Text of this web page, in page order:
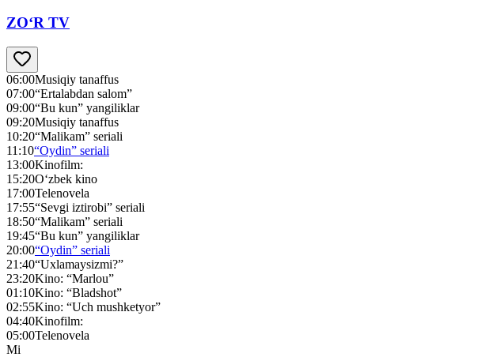
ZO‘R TV
06:00Musiqiy tanaffus
07:00“Ertalabdan salom”
09:00“Bu kun” yangiliklar
09:20Musiqiy tanaffus
10:20“Malikam” seriali
11:10“Oydin” seriali
13:00Kinofilm:
15:20O‘zbek kino
17:00Telenovela
17:55“Sevgi iztirobi” seriali
18:50“Malikam” seriali
19:45“Bu kun” yangiliklar
20:00“Oydin” seriali
21:40“Uxlamaysizmi?”
23:20Kino: “Marlou”
01:10Kino: “Bladshot”
02:55Kino: “Uch mushketyor”
04:40Kinofilm:
05:00Telenovela
Mi